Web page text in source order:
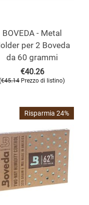
BOVEDA - Metal
per 2 Boveda
da 60 grammi
€40.26
€45.14 Prezzo di listino)
Risparmia 24%